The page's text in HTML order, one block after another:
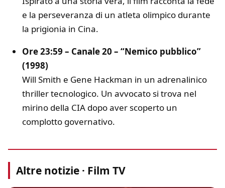
e la perseveranza di un atleta olimpico durante
la prigionia in Cina.
Ore 23:59 – Canale 20 – “Nemico pubblico”
(1998)
Will Smith e Gene Hackman in un adrenalinico
thriller tecnologico. Un avvocato si trova nel
mirino della CIA dopo aver scoperto un
complotto governativo.
Altre notizie · Film TV